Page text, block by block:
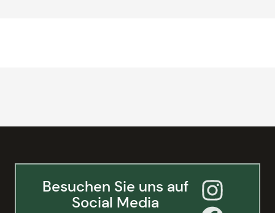
Besuchen Sie uns auf
Social Media